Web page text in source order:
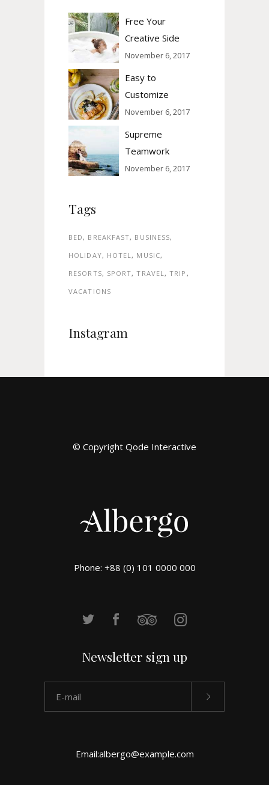
Free Your
Creative Side
November 6, 2017
Easy to
Customize
November 6, 2017
Supreme
Teamwork
November 6, 2017
Tags
BED BREAKFAST
BUSINESS
HOLIDAY
HOTEL
MUSIC
RESORTS
SPORT TRAVEL
TRIP
VACATIONS
Instagram
© Copyright Qode Interactive
Phone: +88 (0) 101 0000 000
Newsletter sign up
Email:albergo@example.com